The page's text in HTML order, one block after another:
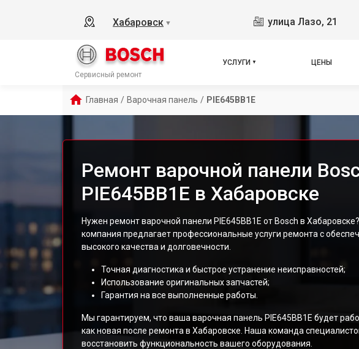
Хабаровск ▼ улица Лазо, 21
Сервисный ремонт
УСЛУГИ ЦЕНЫ
Главная / Варочная панель / PIE645BB1E
Ремонт варочной панели
PIE645BB1E в Хабаровске
Нужен ремонт варочной панели PIE645BB1E от Bosch в
компания предлагает профессиональные услуги ремонта с
высокого качества и долговечности.
Точная диагностика и быстрое устранение неисправностей;
Использование оригинальных запчастей;
Гарантия на все выполненные работы.
Мы гарантируем, что ваша варочная панель PIE645BB1E будет
как новая после ремонта в Хабаровске. Наша команда
восстановить функциональность вашего оборудования.